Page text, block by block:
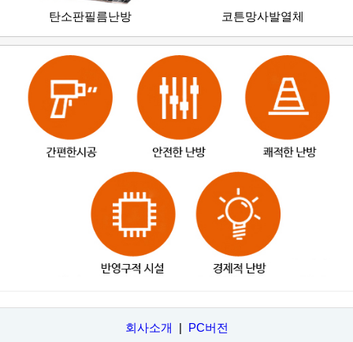
탄소판필름난방 코튼망사발열체
회사소개 | PC버전